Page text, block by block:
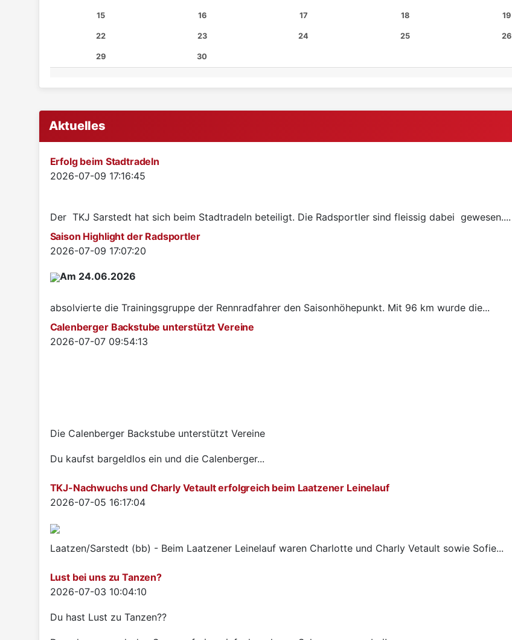
15 16 17 18 19
22 23 24 25 26
29 30
Aktuelles
Erfolg beim Stadtradeln
Details
2026-07-09 17:16:45
Der TKJ Sarstedt hat sich beim Stadtradeln beteiligt. Die Radsportler sind fleissig dabei gewesen....
Saison Highlight der Radsportler
Details
2026-07-09 17:07:20
Am 24.06.2026
absolvierte die Trainingsgruppe der Rennradfahrer den Saisonhöhepunkt. Mit 96 km wurde die...
Calenberger Backstube unterstützt Vereine
Details
2026-07-07 09:54:13
Die Calenberger Backstube unterstützt Vereine
Du kaufst bargeldlos ein und die Calenberger...
TKJ-Nachwuchs und Charly Vetault erfolgreich beim Laatzener Leinelauf
Details
2026-07-05 16:17:04
Laatzen/Sarstedt (bb) - Beim Laatzener Leinelauf waren Charlotte und Charly Vetault sowie Sofie...
Lust bei uns zu Tanzen?
Details
2026-07-03 10:04:10
Du hast Lust zu Tanzen??